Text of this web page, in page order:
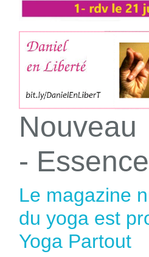
Nouveau
- Essence
Le magazine
du yoga est
Yoga Partout